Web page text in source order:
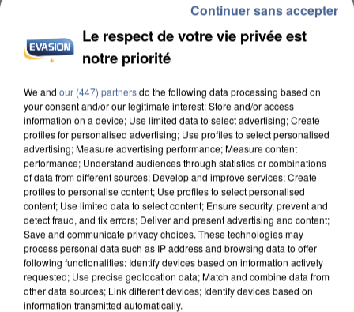
INCENDIES : L’ÎLE-DE-FRANCE LANCE UN ÉLAN
DE SOLIDARITÉ AVEC LES...
Le respect de votre vie privée est
notre priorité
We and our (447) partnersdo the following data processing based on
your consent and/or our legitimate interest: Store and/or access
information on a device; Use limited data to select advertising; Create
profiles for personalised advertising; Use profiles to select personalised
advertising; Measure advertising performance; Measure content
performance; Understand audiences through statistics or combinations
of data from different sources; Develop and improve services; Create
profiles to personalise content; Use profiles to select personalised
content; Use limited data to select content; Ensure security, prevent and
detect fraud, and fix errors; Deliver and present advertising and content;
Save and communicate privacy choices. These technologies may
process personal data such as IP address and browsing data to offer
following functionalities: Identify devices based on information actively
requested; Use precise geolocation data; Match and combine data from
other data sources; Link different devices; Identify devices based on
information transmitted automatically.
Continuer sans accepter